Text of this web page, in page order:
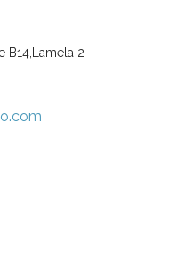
B14,Lamela 2